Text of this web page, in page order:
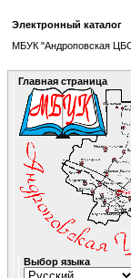
Электронный каталог
МБУК "Андроповская
Главная страница
Выбор языка